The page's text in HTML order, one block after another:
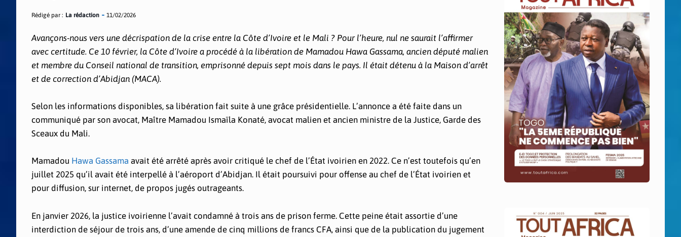
Rédigé par : La rédaction 11/02/2026
Avançons-nous vers une décrispation de la crise entre la Côte d’Ivoire et le Mali ? Pour l’heure, nul ne saurait l’affirmer
avec certitude. Ce 10 février, la Côte d’Ivoire a procédé à la libération de Mamadou Hawa Gassama, ancien député malien
et membre du Conseil national de transition, emprisonné depuis sept mois dans le pays. Il était détenu à la Maison d’arrêt
et de correction d’Abidjan (MACA).
Selon les informations disponibles, sa libération fait suite à une grâce présidentielle. L’annonce a été faite dans un
communiqué par son avocat, Maître Mamadou Ismaïla Konaté, avocat malien et ancien ministre de la Justice, Garde des
Sceaux du Mali.
Mamadou Hawa Gassama avait été arrêté après avoir critiqué le chef de l’État ivoirien en 2022. Ce n’est toutefois qu’en
juillet 2025 qu’il avait été interpellé à l’aéroport d’Abidjan. Il était poursuivi pour offense au chef de l’État ivoirien et
pour diffusion, sur internet, de propos jugés outrageants.
En janvier 2026, la justice ivoirienne l’avait condamné à trois ans de prison ferme. Cette peine était assortie d’une
interdiction de séjour de trois ans, d’une amende de cinq millions de francs CFA, ainsi que de la publication du jugement